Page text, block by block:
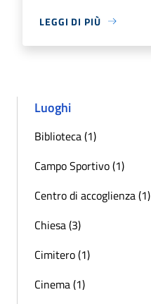
LEGGI DI PIÙ
Luoghi
Biblioteca (1)
Campo Sportivo (1)
Centro di accoglienza (1)
Chiesa (3)
Cimitero (1)
Cinema (1)